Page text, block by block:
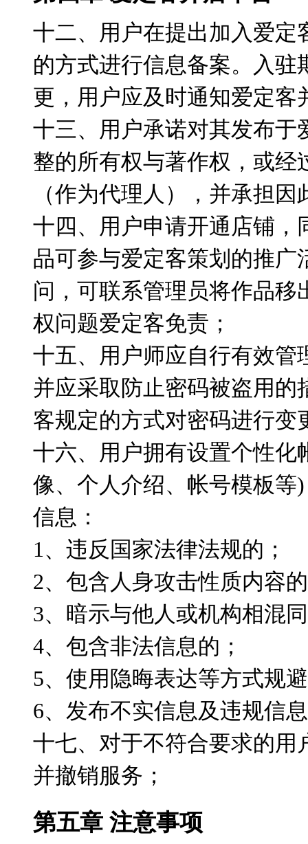
十二、用户在提出加入爱定
的方式进行信息备案。入
更，用户应及时通知爱定客
十三、用户承诺对其发布于
整的所有权与著作权，或
（作为代理人），并承担
十四、用户申请开通店铺，
品可参与爱定客策划的推
问，可联系管理员将作品
权问题爱定客免责；
十五、用户师应自行有效管
并应采取防止密码被盗用
客规定的方式对密码进行变
十六、用户拥有设置个性化
像、个人介绍、帐号模板等
信息：
1、违反国家法律法规的；
2、包含人身攻击性质内容
3、暗示与他人或机构相混
4、包含非法信息的；
5、使用隐晦表达等方式规
6、发布不实信息及违规信
十七、对于不符合要求的用
并撤销服务；
第五章 注意事项